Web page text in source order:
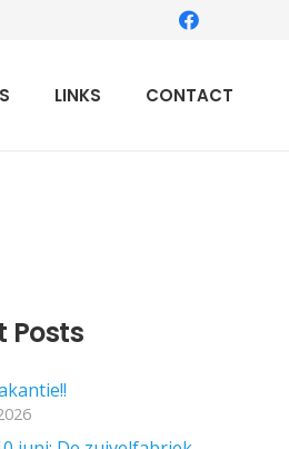
LINKS CONTACT
Posts